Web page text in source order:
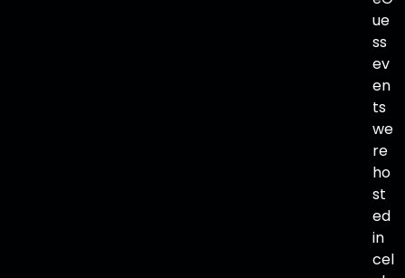
ue
ss
ev
en
ts
we
re
ho
st
ed
in
cel